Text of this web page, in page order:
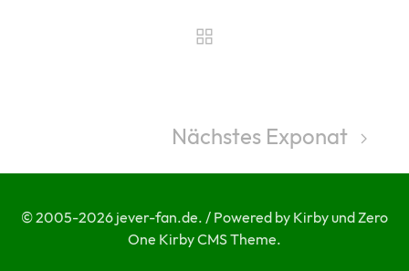
Nächstes Exponat
© 2005-2026 jever-fan.de. / Powered by Kirby und Zero
One Kirby CMS Theme.